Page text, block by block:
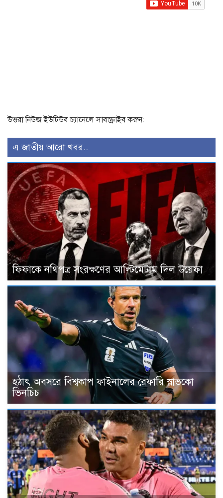
উত্তরা নিউজ ইউটিউব চ্যানেলে সাবস্ক্রাইব করুন:
এ জাতীয় আরো খবর..
ফিফাকে নথিপত্র সংরক্ষণের আল্টিমেটাম দিল উয়েফা
হঠাৎ অবসরে বিশ্বকাপ ফাইনালের রেফারি স্লাভকো
ভিনচিচ